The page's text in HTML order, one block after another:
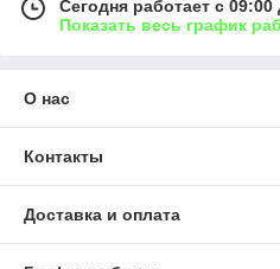
Сегодня работает с 09:00
Показать весь график
О нас
Контакты
Доставка и оплата